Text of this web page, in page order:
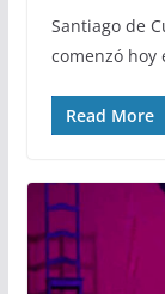
Santiago de
comenzó hoy
Read More